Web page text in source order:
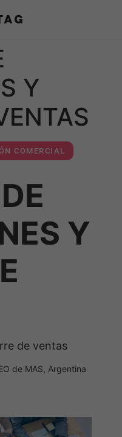
Y
COMERCIAL
Y
de ventas
de MAS, Argentina